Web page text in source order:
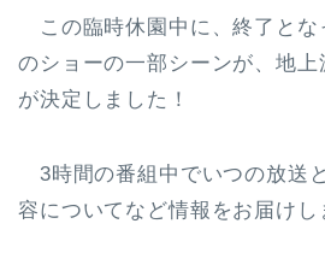
この臨時休園中に、終了とな
のショーの一部シーンが、地上
が決定しました！
3時間の番組中でいつの放送
容についてなど情報をお届けし